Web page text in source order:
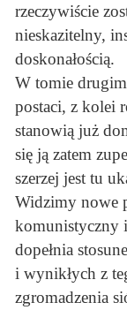
rzeczywiście
nieskazitelny,
doskonałością.
W tomie
postaci, z kolei
stanowią już
się ją zatem
szerzej jest tu
Widzimy nowe
komunistyczny
dopełnia
i wynikłych z
zgromadzenia